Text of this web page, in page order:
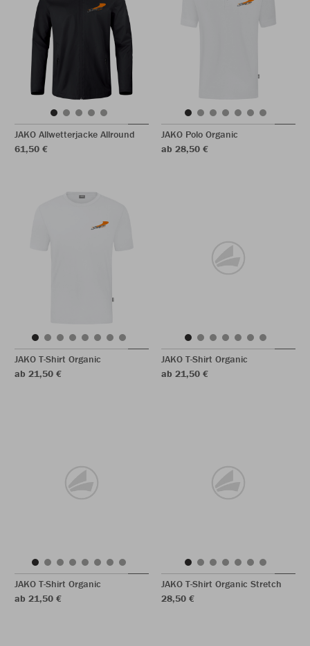
JAKO Allwetterjacke Allround
61,50 €
JAKO Polo Organic
ab 28,50 €
JAKO T-Shirt Organic
ab 21,50 €
JAKO T-Shirt Organic
ab 21,50 €
JAKO T-Shirt Organic
ab 21,50 €
JAKO T-Shirt Organic Stretch
28,50 €